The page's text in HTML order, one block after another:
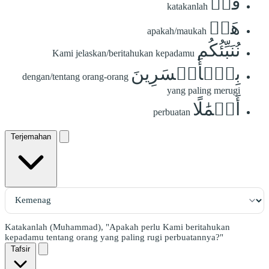
katakanlah
هَلۡ apakah/maukah
نُنَبِّئُكُم Kami jelaskan/beritahukan kepadamu
بِٱلۡأَخۡسَرِينَ dengan/tentang orang-orang
yang paling merugi
أَعۡمَٰلًا perbuatan
Terjemahan
Katakanlah (Muhammad), "Apakah perlu Kami beritahukan
kepadamu tentang orang yang paling rugi perbuatannya?"
Tafsir